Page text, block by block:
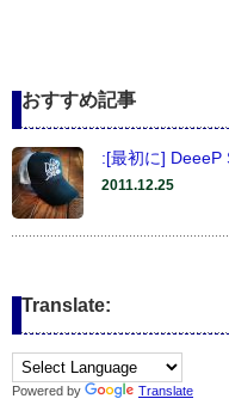
おすすめ記事
:[最初に] DeeeP
2011.12.25
Translate:
Powered by Translate